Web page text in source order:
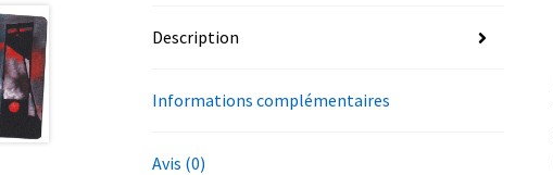
Description
Informations complémentaires
Avis (0)